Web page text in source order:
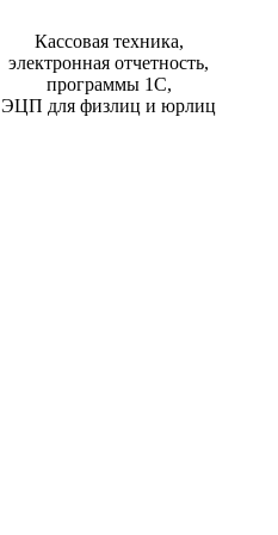
Кассовая техника,
электронная отчетность,
программы 1С,
ЭЦП для физлиц и юрлиц